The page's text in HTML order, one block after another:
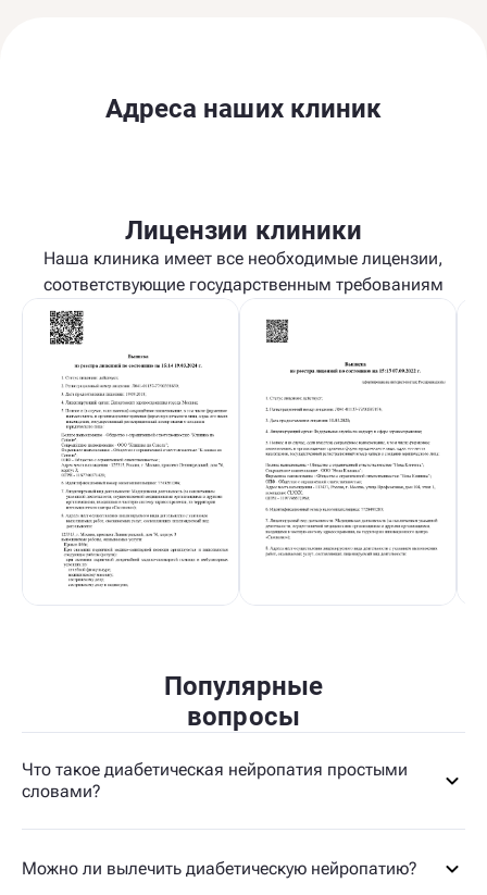
Адреса наших клиник
Лицензии клиники
Наша клиника имеет все необходимые лицензии,
соответствующие государственным требованиям
Популярные
вопросы
Что такое диабетическая нейропатия простыми
словами?
Можно ли вылечить диабетическую нейропатию?